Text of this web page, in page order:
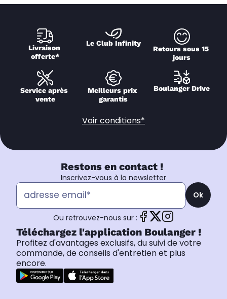
Livraison
offerte*
Le Club Infinity
Retours sous 15
jours
Service après
vente
Meilleurs prix
garantis
Boulanger Drive
Voir conditions*
Restons en contact !
Inscrivez-vous à la newsletter
Ok
Ou retrouvez-nous sur :
Téléchargez l'application Boulanger !
Profitez d'avantages exclusifs, du suivi de votre
commande, de conseils d'entretien et plus
encore.